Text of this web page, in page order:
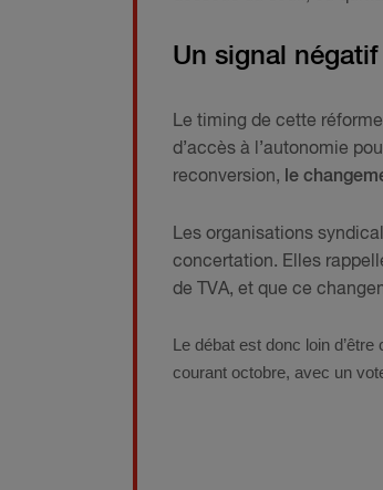
Un signal
Le timing de cette
d’accès à l’autonomie
reconversion, le
Les organisations
concertation. Elles
de TVA, et que ce
Le débat est donc loin
courant octobre, avec un